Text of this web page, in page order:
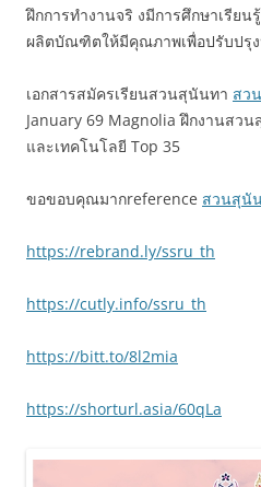
ฝึกการทำงานจริ งมีการศึกษาเรียน
ผลิตบัณฑิตให้มีคุณภาพเพื่อปรับปรุง
เอกสารสมัครเรียนสวนสุนันทา สว
January 69 Magnolia ฝึกงานสว
และเทคโนโลยี Top 35
ขอขอบคุณมากreference สวนสุนั
https://rebrand.ly/ssru_th
https://cutly.info/ssru_th
https://bitt.to/8l2mia
https://shorturl.asia/60qLa